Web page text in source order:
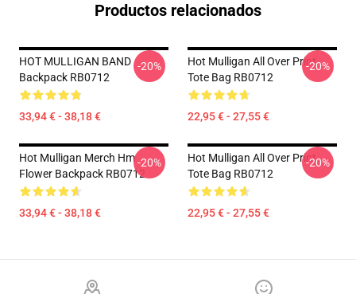
Productos relacionados
HOT MULLIGAN BAND
Backpack RB0712
33,94 € - 38,18 €
-20%
Hot Mulligan All Over Print
Tote Bag RB0712
22,95 € - 27,55 €
-20%
Hot Mulligan Merch Hm
Flower Backpack RB0712
33,94 € - 38,18 €
-20%
Hot Mulligan All Over Print
Tote Bag RB0712
22,95 € - 27,55 €
-20%